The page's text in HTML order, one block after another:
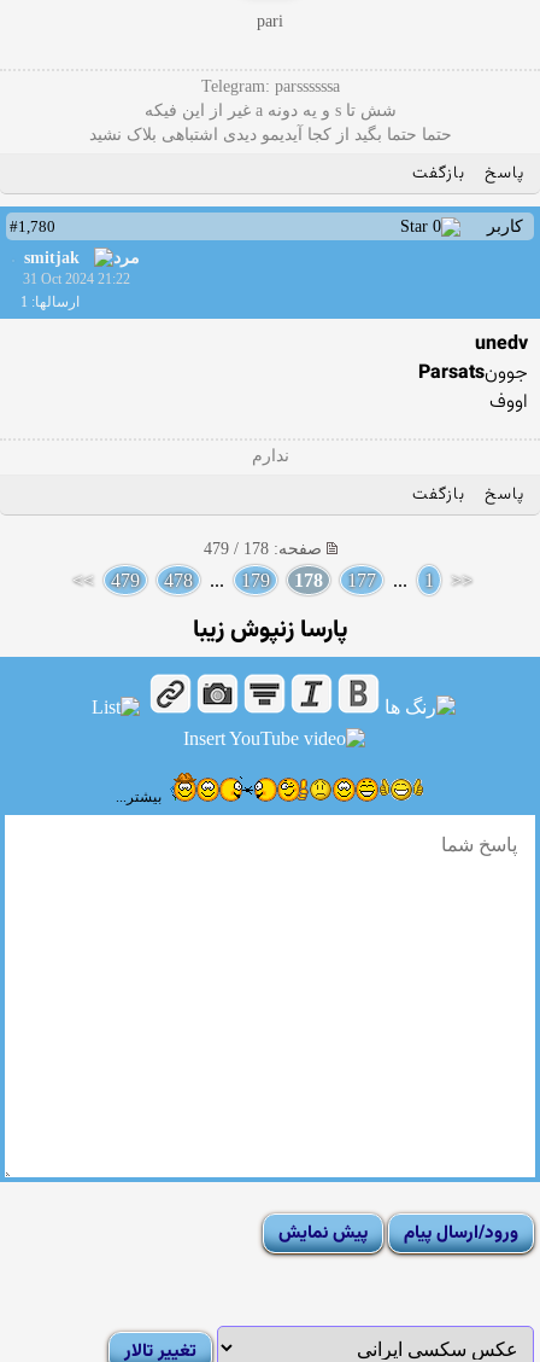
pari
Telegram: parssssssa
شش تا s و یه دونه a غیر از این فیکه
حتما حتما بگید از کجا آیدیمو دیدی اشتباهی بلاک نشید
پاسخ بازگفت
کاربر
#1,780
smitjak
31 Oct 2024 21:22
ارسالها: 1
unedv
جوونParsats
اووف
ندارم
پاسخ بازگفت
صفحه: 178 / 479
<<
1
...
177
178
179
...
478
479
>>
پارسا زنپوش زیبا
بیشتر...